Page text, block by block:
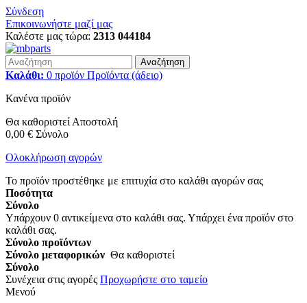
Σύνδεση
Επικοινωνήστε μαζί μας
Καλέστε μας τώρα: 2313 044184
Αναζήτηση
Καλάθι: 0 προϊόν Προϊόντα (άδειο)
Κανένα προϊόν
Θα καθοριστεί Αποστολή
0,00 € Σύνολο
Ολοκλήρωση αγορών
Το προϊόν προστέθηκε με επιτυχία στο καλάθι αγορών σας
Ποσότητα
Σύνολο
Υπάρχουν 0 αντικείμενα στο καλάθι σας. Υπάρχει ένα προϊόν στο
καλάθι σας.
Σύνολο προϊόντων
Σύνολο μεταφορικών Θα καθοριστεί
Σύνολο
Συνέχεια στις αγορές Προχωρήστε στο ταμείο
Μενού